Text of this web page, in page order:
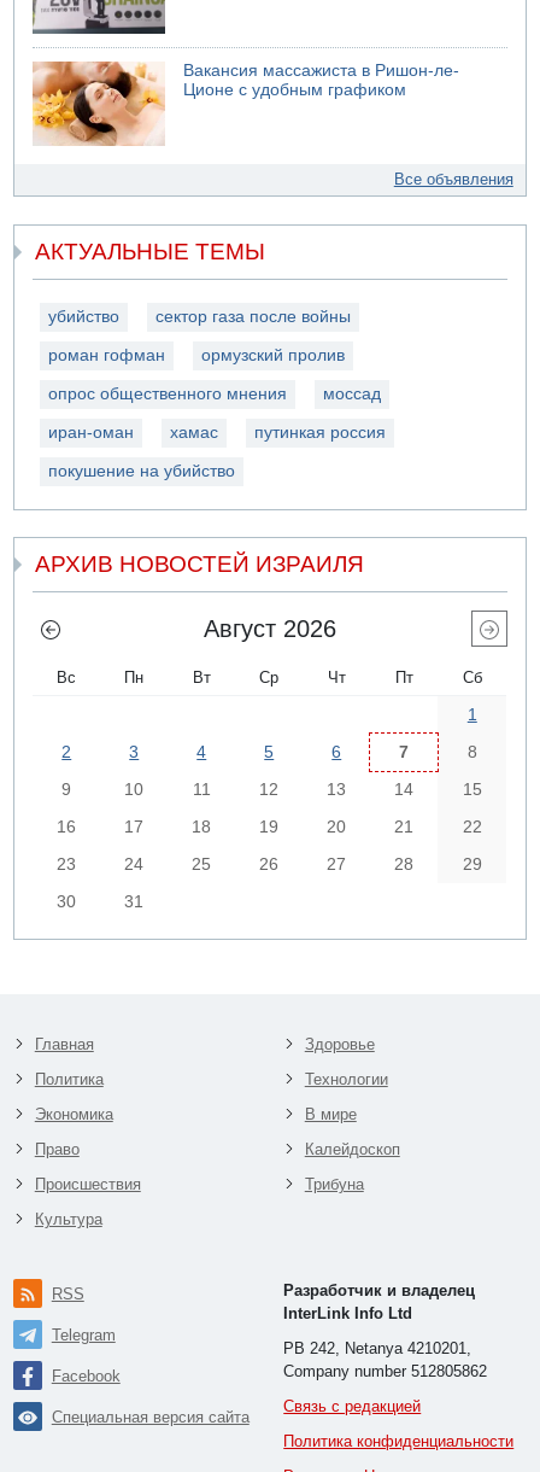
Вакансия массажиста в Ришон-ле-
Ционе с удобным графиком
Все объявления
АКТУАЛЬНЫЕ ТЕМЫ
убийство сектор газа после войны
роман гофман ормузский пролив
опрос общественного мнения моссад
иран-оман хамас путинкая россия
покушение на убийство
АРХИВ НОВОСТЕЙ ИЗРАИЛЯ
Август 2026
Вс Пн Вт Ср Чт Пт Сб
1
2
3 4 5 6 7
8
9
10 11 12 13 14
15
16
17 18 19 20 21
22
23
24 25 26 27 28
29
30
31
Главная
Политика
Экономика
Право
Происшествия
Культура
Здоровье
Технологии
В мире
Калейдоскоп
Трибуна
RSS
Telegram
Facebook
Специальная версия сайта
Разработчик и владелец
InterLink Info Ltd
PB 242, Netanya 4210201,
Company number 512805862
Связь с редакцией
Политика конфиденциальности